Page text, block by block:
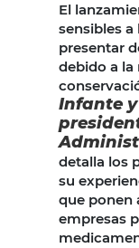
El
sensibles
presentar
debido a la
Infante
detalla los
su
que ponen
empresas